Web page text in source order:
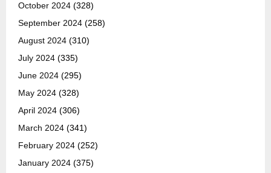
October 2024 (328)
September 2024 (258)
August 2024 (310)
July 2024 (335)
June 2024 (295)
May 2024 (328)
April 2024 (306)
March 2024 (341)
February 2024 (252)
January 2024 (375)